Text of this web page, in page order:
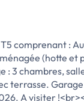
comprenant :
(hotte et
: 3 chambres,
terrasse.
A visiter